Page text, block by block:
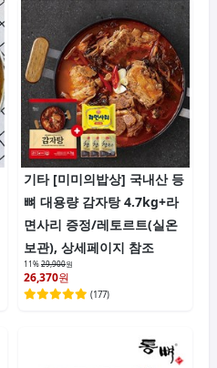
기타 [미미의밥상] 국내산 등
뼈 대용량 감자탕 4.7kg+라
면사리 증정/레토르트(실온
보관), 상세페이지 참조
11%29,900원
26,370원
(177)